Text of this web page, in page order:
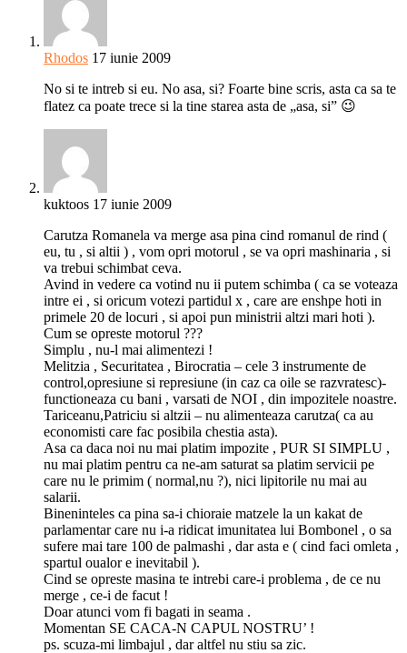
Rhodos 17 iunie 2009
No si te intreb si eu. No asa, si? Foarte bine scris, asta ca sa te
flatez ca poate trece si la tine starea asta de „asa, si” 😉
kuktoos 17 iunie 2009
Carutza Romanela va merge asa pina cind romanul de rind (
eu, tu , si altii ) , vom opri motorul , se va opri mashinaria , si
va trebui schimbat ceva.
Avind in vedere ca votind nu ii putem schimba ( ca se voteaza
intre ei , si oricum votezi partidul x , care are enshpe hoti in
primele 20 de locuri , si apoi pun ministrii altzi mari hoti ).
Cum se opreste motorul ???
Simplu , nu-l mai alimentezi !
Melitzia , Securitatea , Birocratia – cele 3 instrumente de
control,opresiune si represiune (in caz ca oile se razvratesc)-
functioneaza cu bani , varsati de NOI , din impozitele noastre.
Tariceanu,Patriciu si altzii – nu alimenteaza carutza( ca au
economisti care fac posibila chestia asta).
Asa ca daca noi nu mai platim impozite , PUR SI SIMPLU ,
nu mai platim pentru ca ne-am saturat sa platim servicii pe
care nu le primim ( normal,nu ?), nici lipitorile nu mai au
salarii.
Bineninteles ca pina sa-i chioraie matzele la un kakat de
parlamentar care nu i-a ridicat imunitatea lui Bombonel , o sa
sufere mai tare 100 de palmashi , dar asta e ( cind faci omleta ,
spartul oualor e inevitabil ).
Cind se opreste masina te intrebi care-i problema , de ce nu
merge , ce-i de facut !
Doar atunci vom fi bagati in seama .
Momentan SE CACA-N CAPUL NOSTRU’ !
ps. scuza-mi limbajul , dar altfel nu stiu sa zic.